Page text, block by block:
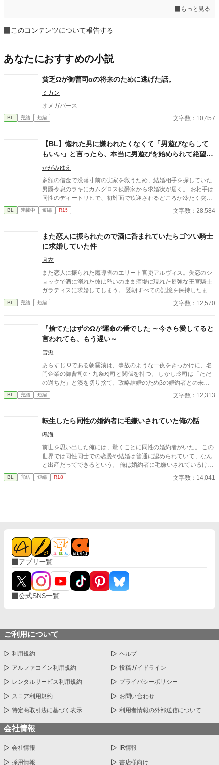
もっと見る
このコンテンツについて報告する
あなたにおすすめの小説
貧乏Ωが御曹司αの将来のために逃げた話。
ミカン
オメガバース
BL 完結 短編 文字数：10,457
【BL】惚れた男に嫌われたくなくて「男遊びならして
もいい」と言ったら、本当に男遊びを始められて絶望し
ている侯爵令息の話
かがみゆえ
多額の借金で没落寸前の実家を救うため、結婚相手を探していた
男爵令息のラキにカムグロス侯爵家から求婚状が届く。 お相手は
同性のディートリヒで、初対面で歓迎されるどころか冷たく突き
放されてしまう。 『必要最低限関わるな』 『愛人を作るな』
『男遊びならしてもいい』 ディートリヒから実家の借金を完済す
め上手なラキの周りには可愛い令息が集まり、推し活状態に。 一
方、ディートリヒだけが嫉妬で胃を痛める日々。 ラキへの恋心を
BL 連載中 短編 R15 文字数：28,584
また恋人に振られたので酒に呑まれていたらゴツい騎士
に求婚していた件
月衣
また恋人に振られた魔導省のエリート官吏アルヴィス。失恋のシ
ョックで酒に溺れた彼は勢いのまま酒場に現れた屈強な王宮騎士
ガラティスに求婚してしまう。 翌朝すべての記憶を保持したまま
絶望するアルヴィスだったが当のガラティスはなぜか本気だっ
た。 「安心しろ。俺は誠実な男だ。一度決めたことは覆さない」
体質な男が捕まる強制恋愛コメディのつもりです！！
BL 完結 短編 文字数：12,570
『捨てたはずのΩが運命の番でした ～今さら愛してると
言われても、もう遅い～
雪兎
あらすじ Ωである朝霧湊は、事故のような一夜をきっかけに、名
門企業の御曹司α・九条玲司と関係を持つ。 しかし玲司は「ただ
の過ちだ」と湊を切り捨て、政略結婚のためβの婚約者との未来
を選んだ。 深く傷ついた湊は、彼の前から姿を消す。 数か月後―
―。 湊の身体は、これまで誰も知らなかった希少な『遅咲きΩ』
たと知る。 「戻ってきてくれ」 今さら必死に追いかけてくる玲
司。 だが湊の隣には、自分を支え続けてくれた医師のα・神崎伊
織がいた。 「あなたは俺を捨てたでしょう」 後悔に苦しむα、執
着する第二のα、そして希少Ωを巡る陰謀。 もう二度と傷つきた
くないΩが最後に選ぶ相手とは――。 捨てた側の後悔と執着が加
速する、すれ違いオメガバースBL。
BL 完結 短編 文字数：12,313
転生したら同性の婚約者に毛嫌いされていた俺の話
鳴海
前世を思い出した俺には、驚くことに同性の婚約者がいた。 この
世界では同性同士での恋愛や結婚は普通に認められていて、なん
と出産だってできるという。 俺は婚約者に毛嫌いされているけれ
ど、それは前世を思い出す前の俺の性格が最悪だったからだ。 我
儘で傲慢な俺は、学園でも嫌われ者。 そんな主人公が前世を思い
BL 完結 短編 R18 文字数：14,041
アプリ一覧
公式SNS一覧
ご利用について
利用規約 ヘルプ
アルファコイン利用規約 投稿ガイドライン
レンタルサービス利用規約 プライバシーポリシー
スコア利用規約 お問い合わせ
特定商取引法に基づく表示 利用者情報の外部送信について
会社情報
会社情報 IR情報
採用情報 書店様向け